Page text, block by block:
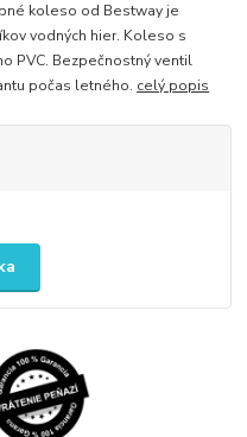
koleso od Bestway je
vodných hier. Koleso s
PVC. Bezpečnostný ventil
počas letného. celý popis